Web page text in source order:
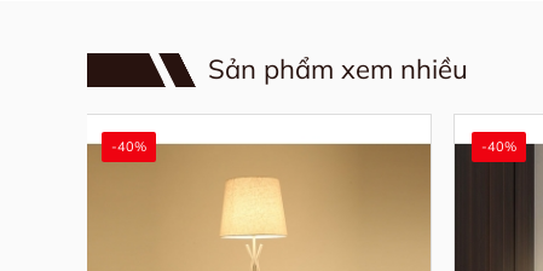
Sản phẩm xem nhiều
-40% -40%